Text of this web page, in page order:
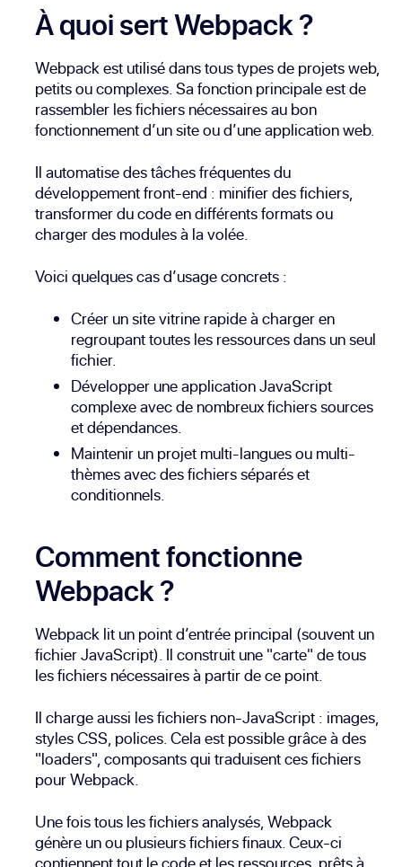
À quoi sert Webpack ?
Webpack est utilisé dans tous types de projets web,
petits ou complexes. Sa fonction principale est de
rassembler les fichiers nécessaires au bon
fonctionnement d’un site ou d’une application web.
Il automatise des tâches fréquentes du
développement front-end : minifier des fichiers,
transformer du code en différents formats ou
charger des modules à la volée.
Voici quelques cas d’usage concrets :
Créer un site vitrine rapide à charger en
regroupant toutes les ressources dans un seul
fichier.
Développer une application JavaScript
complexe avec de nombreux fichiers sources
et dépendances.
Maintenir un projet multi-langues ou multi-
thèmes avec des fichiers séparés et
conditionnels.
Comment fonctionne
Webpack ?
Webpack lit un point d’entrée principal (souvent un
fichier JavaScript). Il construit une "carte" de tous
les fichiers nécessaires à partir de ce point.
Il charge aussi les fichiers non-JavaScript : images,
styles CSS, polices. Cela est possible grâce à des
"loaders", composants qui traduisent ces fichiers
pour Webpack.
Une fois tous les fichiers analysés, Webpack
génère un ou plusieurs fichiers finaux. Ceux-ci